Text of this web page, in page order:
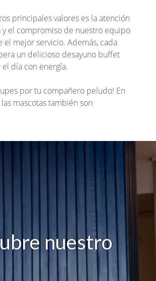
principales valores es la atención
y el compromiso de nuestro equipo
el mejor servicio. Además, cada
un delicioso desayuno buffet
día con energía.
por tu compañero peludo! En
mascotas también son
nuestro